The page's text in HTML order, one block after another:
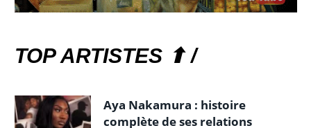
TOP ARTISTES ⬆ /
Aya Nakamura : histoire
complète de ses relations